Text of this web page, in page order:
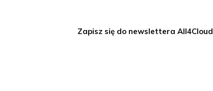
Zapisz się do newslettera All4Cloud